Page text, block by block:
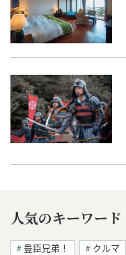
人気のキーワード
豊臣兄弟！ クルマ